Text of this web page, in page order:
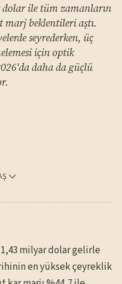
ile tüm zamanların
marj beklentileri aştı.
seyrederken, üç
için optik
daha da güçlü
milyar dolar gelirle
en yüksek çeyreklik